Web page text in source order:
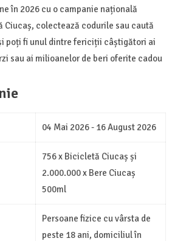
în 2026 cu o campanie națională
Ciucaș, colectează codurile sau caută
poți fi unul dintre fericiții câștigători ai
sau ai milioanelor de beri oferite cadou
04 Mai 2026 - 16 August 2026
756 x Bicicletă Ciucaș și
2.000.000 x Bere Ciucaș
500ml
Persoane fizice cu vârsta de
peste 18 ani, domiciliul în